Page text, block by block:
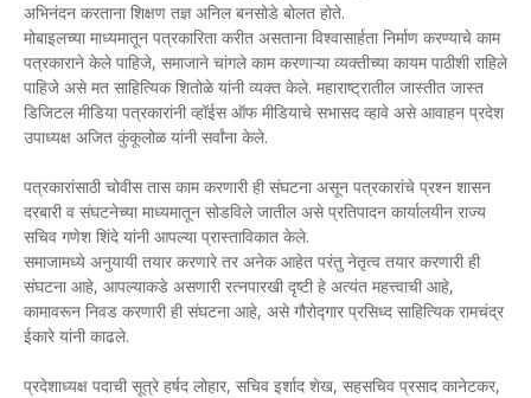
अभिनंदन करताना शिक्षण तज्ञ अनिल बनसोडे बोलत होते.
मोबाइलच्या माध्यमातून पत्रकारिता करीत असताना विश्वासार्हता निर्माण करण्याचे काम
पत्रकाराने केले पाहिजे, समाजाने चांगले काम करणाऱ्या व्यक्तीच्या कायम पाठीशी राहिले
पाहिजे असे मत साहित्यिक शितोळे यांनी व्यक्त केले. महाराष्ट्रातील जास्तीत जास्त
डिजिटल मीडिया पत्रकारांनी व्हॉईस ऑफ मीडियाचे सभासद व्हावे असे आवाहन प्रदेश
उपाध्यक्ष अजित कुंकूलोळ यांनी सर्वांना केले.
पत्रकारांसाठी चोवीस तास काम करणारी ही संघटना असून पत्रकारांचे प्रश्न शासन
दरबारी व संघटनेच्या माध्यमातून सोडविले जातील असे प्रतिपादन कार्यालयीन राज्य
सचिव गणेश शिंदे यांनी आपल्या प्रास्ताविकात केले.
समाजामध्ये अनुयायी तयार करणारे तर अनेक आहेत परंतु नेतृत्व तयार करणारी ही
संघटना आहे, आपल्याकडे असणारी रत्नपारखी दृष्टी हे अत्यंत महत्त्वाची आहे,
कामावरून निवड करणारी ही संघटना आहे, असे गौरोद्गार प्रसिध्द साहित्यिक रामचंद्र
ईकारे यांनी काढले.
प्रदेशाध्यक्ष पदाची सूत्रे हर्षद लोहार, सचिव इर्शाद शेख, सहसचिव प्रसाद कानेटकर,